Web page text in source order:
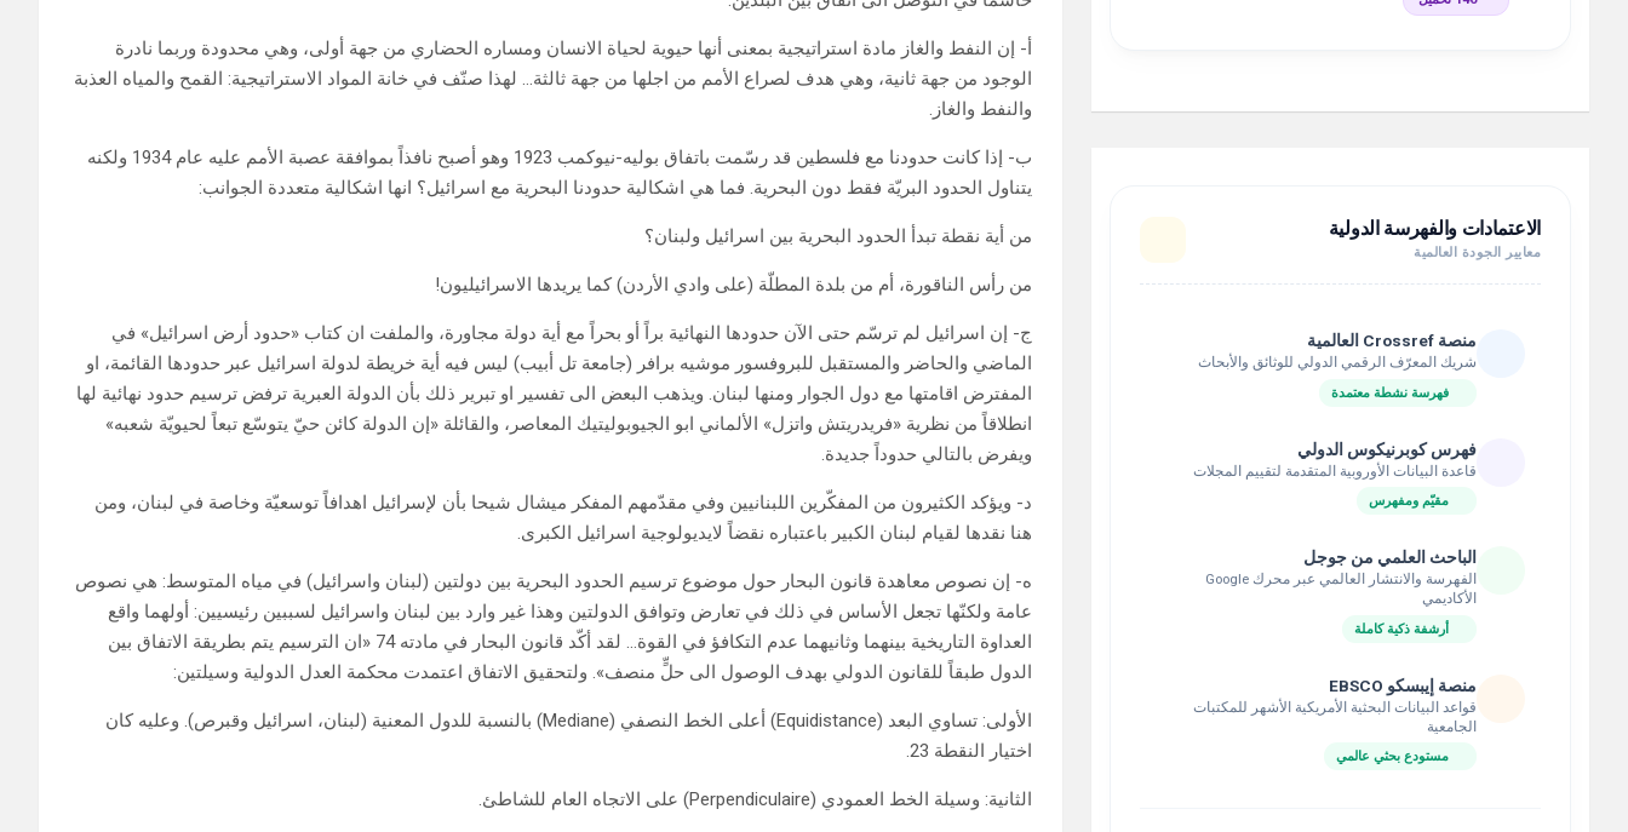
أ- إن النفط والغاز مادة استراتيجية بمعنى أنها حيوية لحياة الانسان ومساره الحضاري من جهة أولى، وهي محدودة وربما نادرة
الوجود من جهة ثانية، وهي هدف لصراع الأمم من اجلها من جهة ثالثة… لهذا صنّف في خانة المواد الاستراتيجية: القمح والمياه العذبة
والنفط والغاز.
ب- إذا كانت حدودنا مع فلسطين قد رسّمت باتفاق بوليه-نيوكمب 1923 وهو أصبح نافذاً بموافقة عصبة الأمم عليه عام 1934 ولكنه
يتناول الحدود البريّة فقط دون البحرية. فما هي اشكالية حدودنا البحرية مع اسرائيل؟ انها اشكالية متعددة الجوانب:
من أية نقطة تبدأ الحدود البحرية بين اسرائيل ولبنان؟
من رأس الناقورة، أم من بلدة المطلّة (على وادي الأردن) كما يريدها الاسرائيليون!
ج- إن اسرائيل لم ترسّم حتى الآن حدودها النهائية براً أو بحراً مع أية دولة مجاورة، والملفت ان كتاب «حدود أرض اسرائيل» في
الماضي والحاضر والمستقبل للبروفسور موشيه برافر (جامعة تل أبيب) ليس فيه أية خريطة لدولة اسرائيل عبر حدودها القائمة، او
المفترض اقامتها مع دول الجوار ومنها لبنان. ويذهب البعض الى تفسير او تبرير ذلك بأن الدولة العبرية ترفض ترسيم حدود نهائية لها
انطلاقاً من نظرية «فريدريتش واتزل» الألماني ابو الجيوبوليتيك المعاصر، والقائلة «إن الدولة كائن حيّ يتوسّع تبعاً لحيويّة شعبه»
ويفرض بالتالي حدوداً جديدة.
د- ويؤكد الكثيرون من المفكّرين اللبنانيين وفي مقدّمهم المفكر ميشال شيحا بأن لإسرائيل اهدافاً توسعيّة وخاصة في لبنان، ومن
هنا نقدها لقيام لبنان الكبير باعتباره نقضاً لايديولوجية اسرائيل الكبرى.
ه- إن نصوص معاهدة قانون البحار حول موضوع ترسيم الحدود البحرية بين دولتين (لبنان واسرائيل) في مياه المتوسط: هي نصوص
عامة ولكنّها تجعل الأساس في ذلك في تعارض وتوافق الدولتين وهذا غير وارد بين لبنان واسرائيل لسببين رئيسيين: أولهما واقع
العداوة التاريخية بينهما وثانيهما عدم التكافؤ في القوة… لقد أكّد قانون البحار في مادته 74 «ان الترسيم يتم بطريقة الاتفاق بين
الدول طبقاً للقانون الدولي بهدف الوصول الى حلٍّ منصف». ولتحقيق الاتفاق اعتمدت محكمة العدل الدولية وسيلتين:
الأولى: تساوي البعد (Equidistance) أعلى الخط النصفي (Mediane) بالنسبة للدول المعنية (لبنان، اسرائيل وقبرص). وعليه كان
اختيار النقطة 23.
الثانية: وسيلة الخط العمودي (Perpendiculaire) على الاتجاه العام للشاطئ.
الاعتمادات والفهرسة الدولية
معايير الجودة العالمية
منصة Crossref العالمية
شريك المعرّف الرقمي الدولي للوثائق والأبحاث
فهرسة نشطة معتمدة
فهرس كوبرنيكوس الدولي
قاعدة البيانات الأوروبية المتقدمة لتقييم المجلات
مقيّم ومفهرس
الباحث العلمي من جوجل
الفهرسة والانتشار العالمي عبر محرك Google
الأكاديمي
أرشفة ذكية كاملة
منصة إيبسكو EBSCO
قواعد البيانات البحثية الأمريكية الأشهر للمكتبات
الجامعية
مستودع بحثي عالمي